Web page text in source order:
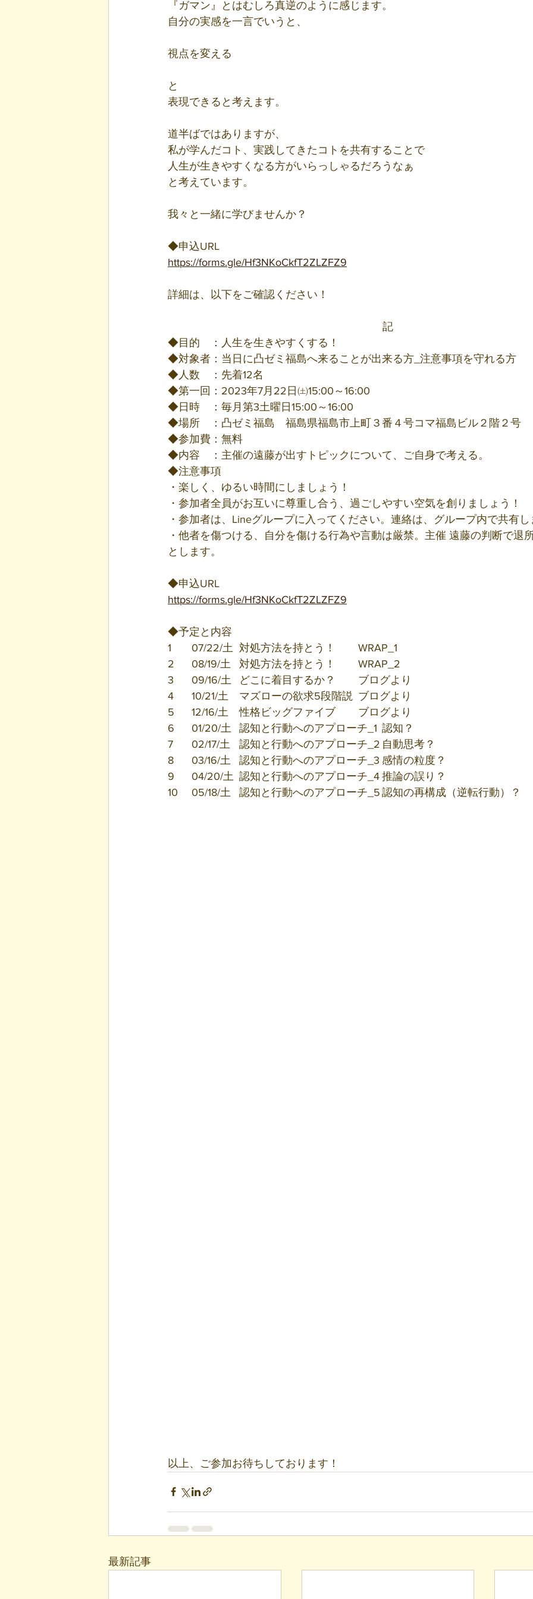
『ガマン』とはむしろ真逆のように感じます。
自分の実感を一言でいうと、
視点を変える
と
表現できると考えます。
道半ばではありますが、
私が学んだコト、実践してきたコトを共有することで
人生が生きやすくなる方がいらっしゃるだろうなぁ
と考えています。
我々と一緒に学びませんか？
◆申込URL
https://forms.gle/Hf3NKoCkfT2ZLZFZ9
詳細は、以下をご確認ください！
記
◆目的　：人生を生きやすくする！
◆対象者：当日に凸ゼミ福島へ来ることが出来る方_注意事項を守れる方
◆人数　：先着12名
◆第一回：2023年7月22日㈯15:00～16:00
◆日時　：毎月第3土曜日15:00～16:00
◆場所　：凸ゼミ福島　福島県福島市上町３番４号コマ福島ビル２階２号
◆参加費：無料
◆内容　：主催の遠藤が出すトピックについて、ご自身で考える。
◆注意事項
・楽しく、ゆるい時間にしましょう！
・参加者全員がお互いに尊重し合う、過ごしやすい空気を創りましょう！
・参加者は、Lineグループに入ってください。連絡は、グループ内で共有し
・他者を傷つける、自分を傷ける行為や言動は厳禁。主催 遠藤の判断で退
とします。
◆申込URL
https://forms.gle/Hf3NKoCkfT2ZLZFZ9
◆予定と内容
1	07/22/土	対処方法を持とう！	WRAP_1
2	08/19/土	対処方法を持とう！	WRAP_2
3	09/16/土	どこに着目するか？	ブログより
4	10/21/土	マズローの欲求5段階説	ブログより
5	12/16/土	性格ビッグファイブ	ブログより
6	01/20/土	認知と行動へのアプローチ_1	認知？
7	02/17/土	認知と行動へのアプローチ_2	自動思考？
8	03/16/土	認知と行動へのアプローチ_3	感情の粒度？
9	04/20/土	認知と行動へのアプローチ_4	推論の誤り？
10	05/18/土	認知と行動へのアプローチ_5	認知の再構成（逆転行動）？
以上、ご参加お待ちしております！
最新記事